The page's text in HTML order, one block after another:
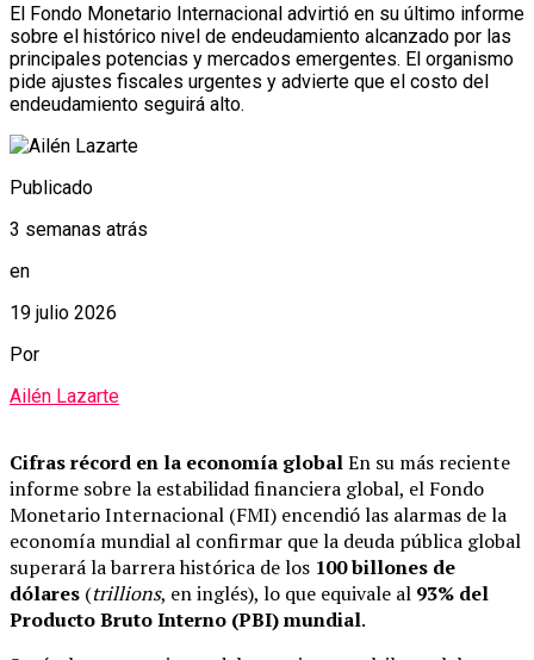
El Fondo Monetario Internacional advirtió en su último informe
sobre el histórico nivel de endeudamiento alcanzado por las
principales potencias y mercados emergentes. El organismo
pide ajustes fiscales urgentes y advierte que el costo del
endeudamiento seguirá alto.
Publicado
3 semanas atrás
en
19 julio 2026
Por
Ailén Lazarte
Cifras récord en la economía globalEn su más reciente
informe sobre la estabilidad financiera global, el Fondo
Monetario Internacional (FMI) encendió las alarmas de la
economía mundial al confirmar que la deuda pública global
superará la barrera histórica de los 100 billones de
dólares (trillions, en inglés), lo que equivale al 93% del
Producto Bruto Interno (PBI) mundial.